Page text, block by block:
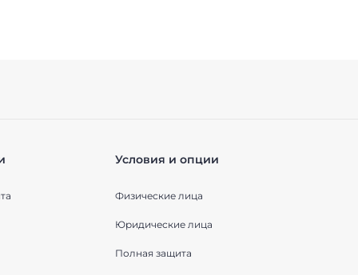
Условия и опции
Физические лица
Юридические лица
Полная защита